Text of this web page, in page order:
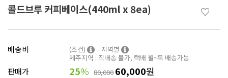
콜드브루 커피베이스(440ml x 8ea) ♡
배송비 (조건)
지역별
제주지역 : 직배송 불가, 택배 월~목 배송가능
판매가 25% 80,00060,000원